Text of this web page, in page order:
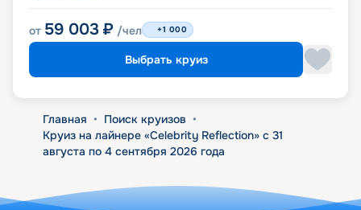
от 59 003 ₽ /чел +1 000
Выбрать круиз
Главная • Поиск круизов •
Круиз на лайнере «Celebrity Reflection» с 31
августа по 4 сентября 2026 года